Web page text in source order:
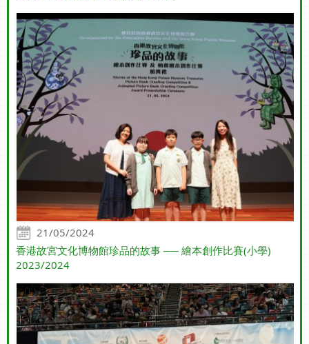
21/05/2024
香港故宮文化博物館珍品的故事 ── 繪本創作比賽(小學)
2023/2024